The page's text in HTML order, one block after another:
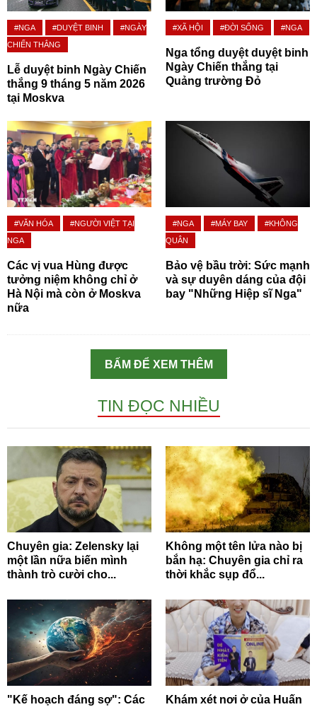
#NGA #DUYỆT BINH
#NGÀY
CHIẾN THẮNG
Lễ duyệt binh Ngày Chiến
thắng 9 tháng 5 năm 2026
tại Moskva
#XÃ HỘI #ĐỜI SỐNG #NGA
Nga tổng duyệt duyệt binh
Ngày Chiến thắng tại
Quảng trường Đỏ
#VĂN HÓA
#NGƯỜI VIỆT TẠI
NGA
Các vị vua Hùng được
tưởng niệm không chỉ ở
Hà Nội mà còn ở Moskva
nữa
#NGA #MÁY BAY
#KHÔNG
QUÂN
Bảo vệ bầu trời: Sức mạnh
và sự duyên dáng của đội
bay "Những Hiệp sĩ Nga"
BẤM ĐỂ XEM THÊM
TIN ĐỌC NHIỀU
Chuyên gia: Zelensky lại
một lần nữa biến mình
thành trò cười cho...
Không một tên lửa nào bị
bắn hạ: Chuyên gia chỉ ra
thời khắc sụp đổ...
"Kế hoạch đáng sợ": Các
Khám xét nơi ở của Huấn